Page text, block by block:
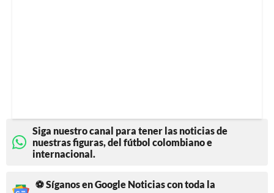
Siga nuestro canal para tener las noticias de
nuestras figuras, del fútbol colombiano e
internacional.
⚽ Síganos en Google Noticias con toda la